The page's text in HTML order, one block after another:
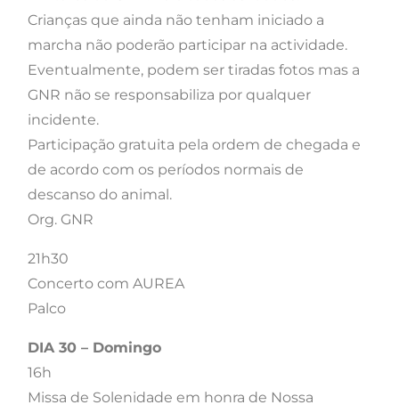
Crianças que ainda não tenham iniciado a
marcha não poderão participar na actividade.
Eventualmente, podem ser tiradas fotos mas a
GNR não se responsabiliza por qualquer
incidente.
Participação gratuita pela ordem de chegada e
de acordo com os períodos normais de
descanso do animal.
Org. GNR
21h30
Concerto com AUREA
Palco
DIA 30 – Domingo
16h
Missa de Solenidade em honra de Nossa